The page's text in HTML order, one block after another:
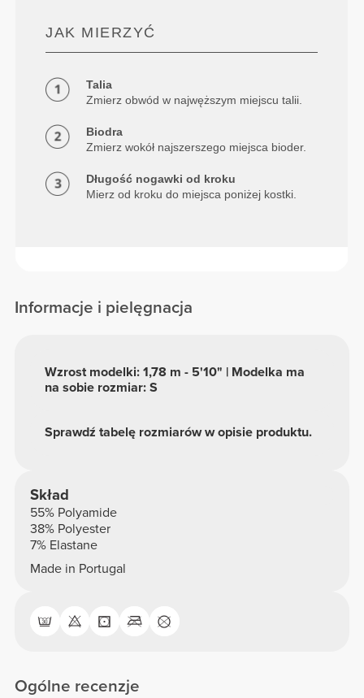
JAK MIERZYĆ
Talia
Zmierz obwód w najwęższym miejscu talii.
Biodra
Zmierz wokół najszerszego miejsca bioder.
Długość nogawki od kroku
Mierz od kroku do miejsca poniżej kostki.
Informacje i pielęgnacja
Sprawdź tabelę rozmiarów w opisie produktu.
Wzrost modelki: 1,78 m - 5'10" | Modelka ma
na sobie rozmiar: S
Skład
55% Polyamide
38% Polyester
7% Elastane
Made in Portugal
Ogólne recenzje